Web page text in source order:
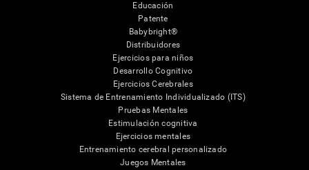
Educación
Patente
Babybright®
Distribuidores
Ejercicios para niños
Desarrollo Cognitivo
Ejercicios Cerebrales
Sistema de Entrenamiento Individualizado (ITS)
Pruebas Mentales
Estimulación cognitiva
Ejercicios mentales
Entrenamiento cerebral personalizado
Juegos Mentales